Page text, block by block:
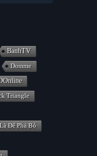
BanhTV
Domme
Triangle
Để Phá Bỏ